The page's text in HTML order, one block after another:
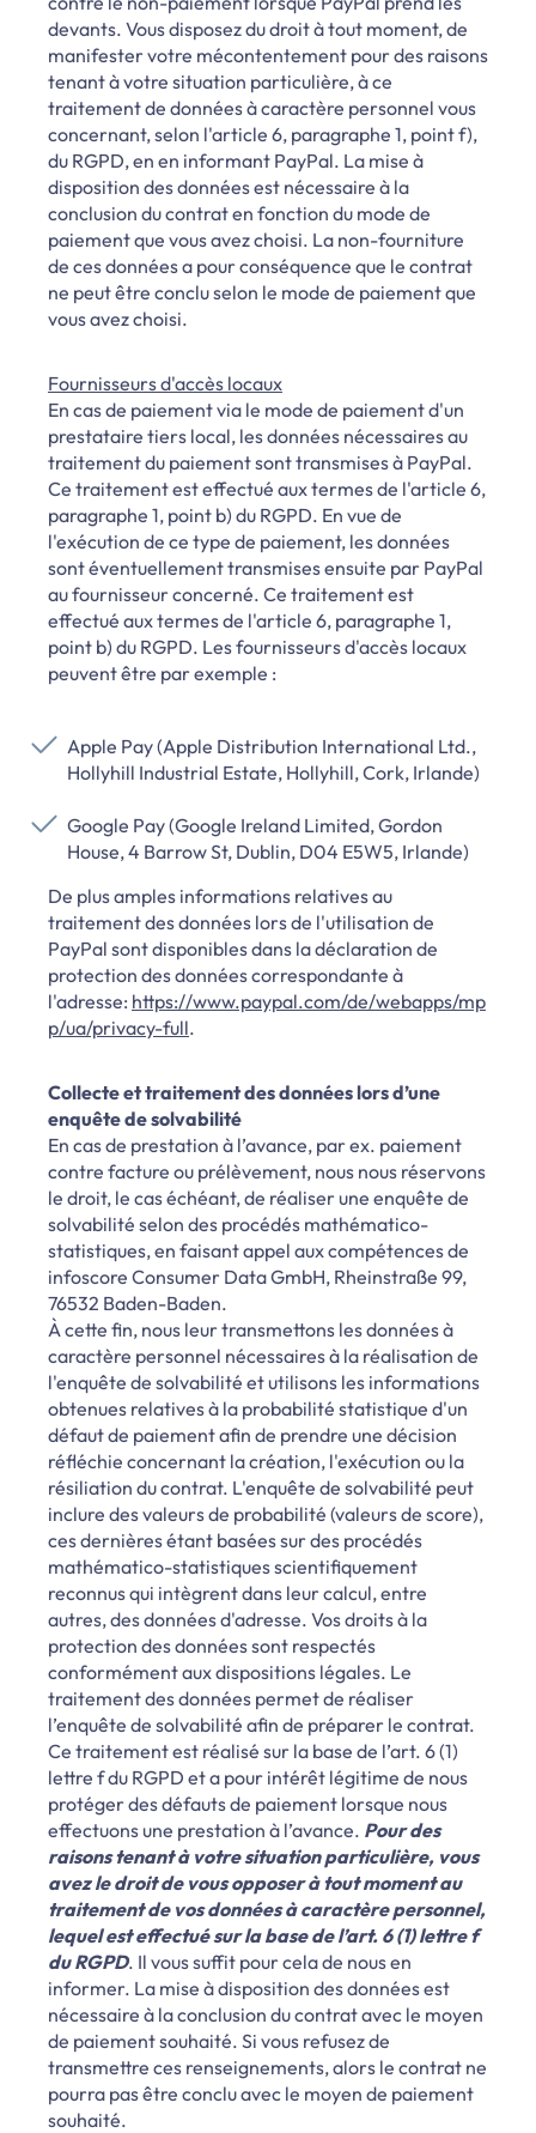
devants. Vous disposez du droit à tout moment, de
manifester votre mécontentement pour des raisons
tenant à votre situation particulière, à ce
traitement de données à caractère personnel vous
concernant, selon l'article 6, paragraphe 1, point f),
du RGPD, en en informant PayPal. La mise à
disposition des données est nécessaire à la
conclusion du contrat en fonction du mode de
paiement que vous avez choisi. La non-fourniture
de ces données a pour conséquence que le contrat
ne peut être conclu selon le mode de paiement que
vous avez choisi.
Fournisseurs d'accès locaux
En cas de paiement via le mode de paiement d'un
prestataire tiers local, les données nécessaires au
traitement du paiement sont transmises à PayPal.
Ce traitement est effectué aux termes de l'article 6,
paragraphe 1, point b) du RGPD. En vue de
l'exécution de ce type de paiement, les données
sont éventuellement transmises ensuite par PayPal
au fournisseur concerné. Ce traitement est
effectué aux termes de l'article 6, paragraphe 1,
point b) du RGPD. Les fournisseurs d'accès locaux
peuvent être par exemple :
Apple Pay (Apple Distribution International Ltd.,
Hollyhill Industrial Estate, Hollyhill, Cork, Irlande)
Google Pay (Google Ireland Limited, Gordon
House, 4 Barrow St, Dublin, D04 E5W5, Irlande)
De plus amples informations relatives au
traitement des données lors de l'utilisation de
PayPal sont disponibles dans la déclaration de
protection des données correspondante à
l'adresse: https://www.paypal.com/de/webapps/mp
p/ua/privacy-full.
Collecte et traitement des données lors d’une
enquête de solvabilité
En cas de prestation à l’avance, par ex. paiement
contre facture ou prélèvement, nous nous réservons
le droit, le cas échéant, de réaliser une enquête de
solvabilité selon des procédés mathématico-
statistiques, en faisant appel aux compétences de
infoscore Consumer Data GmbH, Rheinstraße 99,
76532 Baden-Baden.
À cette fin, nous leur transmettons les données à
caractère personnel nécessaires à la réalisation de
l'enquête de solvabilité et utilisons les informations
obtenues relatives à la probabilité statistique d'un
défaut de paiement afin de prendre une décision
réfléchie concernant la création, l'exécution ou la
résiliation du contrat. L'enquête de solvabilité peut
inclure des valeurs de probabilité (valeurs de score),
ces dernières étant basées sur des procédés
mathématico-statistiques scientifiquement
reconnus qui intègrent dans leur calcul, entre
autres, des données d'adresse. Vos droits à la
protection des données sont respectés
conformément aux dispositions légales. Le
traitement des données permet de réaliser
l’enquête de solvabilité afin de préparer le contrat.
Ce traitement est réalisé sur la base de l’art. 6 (1)
lettre f du RGPD et a pour intérêt légitime de nous
protéger des défauts de paiement lorsque nous
effectuons une prestation à l’avance. Pour des
raisons tenant à votre situation particulière, vous
avez le droit de vous opposer à tout moment au
traitement de vos données à caractère personnel,
lequel est effectué sur la base de l’art. 6 (1) lettre f
du RGPD. Il vous suffit pour cela de nous en
informer. La mise à disposition des données est
nécessaire à la conclusion du contrat avec le moyen
de paiement souhaité. Si vous refusez de
transmettre ces renseignements, alors le contrat ne
pourra pas être conclu avec le moyen de paiement
souhaité.